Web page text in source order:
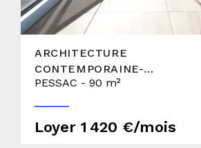
ARCHITECTURE
CONTEMPORAINE-
APPARTEMENT EN
PESSAC - 90 m²
Loyer 1 420 €/mois